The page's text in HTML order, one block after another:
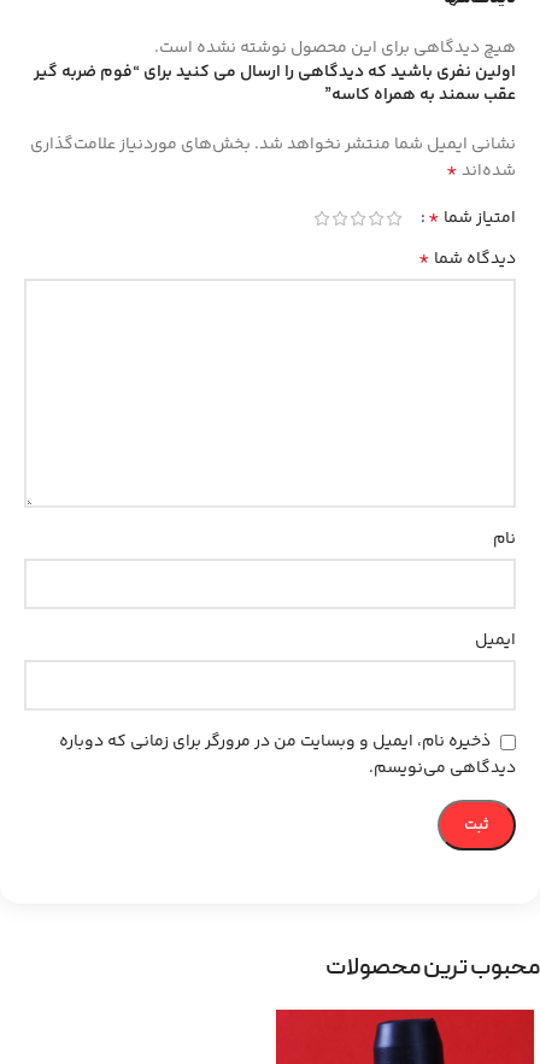
هیچ دیدگاهی برای این محصول نوشته نشده است.
اولین نفری باشید که دیدگاهی را ارسال می کنید برای “فوم ضربه گیر
عقب سمند به همراه کاسه”
نشانی ایمیل شما منتشر نخواهد شد. بخش‌های موردنیاز علامت‌گذاری
شده‌اند*
امتیاز شما *
دیدگاه شما *
نام
ایمیل
ذخیره نام، ایمیل و وبسایت من در مرورگر برای زمانی که دوباره
دیدگاهی می‌نویسم.
محبوب ترین محصولات